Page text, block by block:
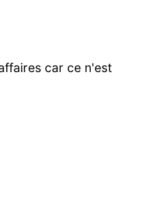
car ce n'est